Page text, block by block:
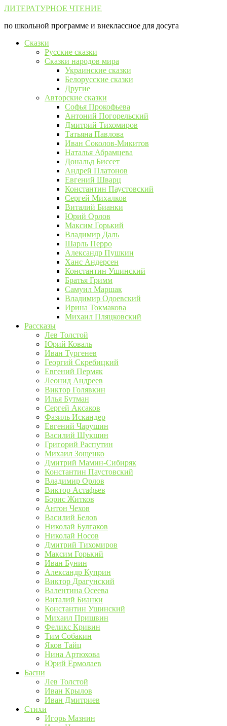
Перейти
контенту
ЛИТЕРАТУРНОЕ ЧТЕНИЕ
по школьной программе и внеклассное для досуга
Сказки
Русские сказки
Сказки народов мира
Украинские сказки
Белорусские сказки
Другие
Авторские сказки
Софья Прокофьева
Антоний Погорельский
Дмитрий Тихомиров
Татьяна Павлова
Иван Соколов-Микитов
Наталья Абрамцева
Дональд Биссет
Андрей Платонов
Евгений Шварц
Константин Паустовский
Сергей Михалков
Виталий Бианки
Юрий Орлов
Максим Горький
Владимир Даль
Шарль Перро
Александр Пушкин
Ханс Андерсен
Константин Ушинский
Братья Гримм
Самуил Маршак
Владимир Одоевский
Ирина Токмакова
Михаил Пляцковский
Рассказы
Лев Толстой
Юрий Коваль
Иван Тургенев
Георгий Скребицкий
Евгений Пермяк
Леонид Андреев
Виктор Голявкин
Илья Бутман
Сергей Аксаков
Фазиль Искандер
Евгений Чарушин
Василий Шукшин
Григорий Распутин
Михаил Зощенко
Дмитрий Мамин-Сибиряк
Константин Паустовский
Владимир Орлов
Виктор Астафьев
Борис Житков
Антон Чехов
Василий Белов
Николай Булгаков
Николай Носов
Дмитрий Тихомиров
Максим Горький
Иван Бунин
Александр Куприн
Виктор Драгунский
Валентина Осеева
Виталий Бианки
Константин Ушинский
Михаил Пришвин
Феликс Кривин
Тим Собакин
Яков Тайц
Нина Артюхова
Юрий Ермолаев
Басни
Лев Толстой
Иван Крылов
Иван Дмитриев
Стихи
Игорь Мазнин